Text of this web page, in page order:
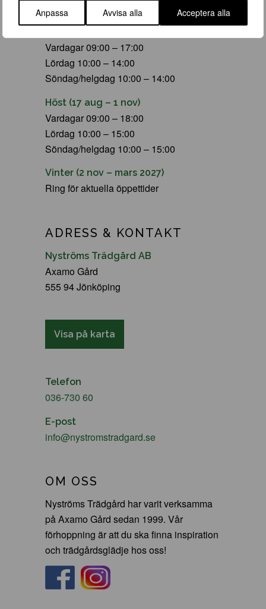
Anpassa Avvisa alla Acceptera alla
Söndag/helgdag 10:00 – 16:00
Vardagar 09:00 – 17:00
Lördag 10:00 – 14:00
Söndag/helgdag 10:00 – 14:00
Höst (17 aug – 1 nov)
Vardagar 09:00 – 18:00
Lördag 10:00 – 15:00
Söndag/helgdag 10:00 – 15:00
Vinter (2 nov – mars 2027)
Ring för aktuella öppettider
ADRESS & KONTAKT
Nyströms Trädgård AB
Axamo Gård
555 94 Jönköping
Visa på karta
Telefon
036-730 60
E-post
info@nystromstradgard.se
OM OSS
Nyströms Trädgård har varit verksamma
på Axamo Gård sedan 1999. Vår
förhoppning är att du ska finna inspiration
och trädgårdsglädje hos oss!